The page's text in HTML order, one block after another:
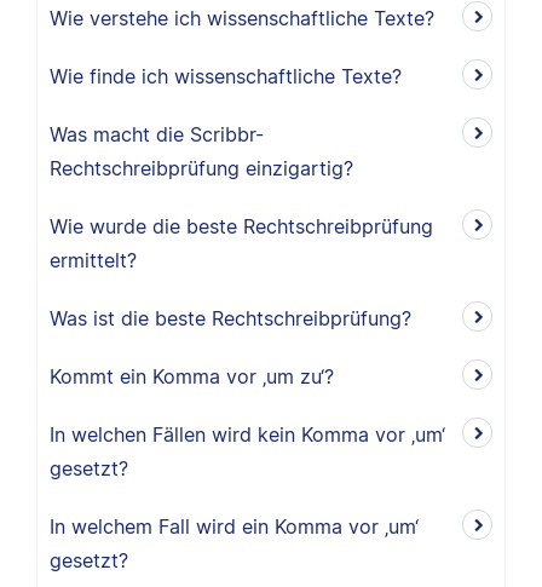
Wie verstehe ich wissenschaftliche Texte?
Wie finde ich wissenschaftliche Texte?
Was macht die Scribbr-
Rechtschreibprüfung einzigartig?
Wie wurde die beste Rechtschreibprüfung
ermittelt?
Was ist die beste Rechtschreibprüfung?
Kommt ein Komma vor ‚um zu‘?
In welchen Fällen wird kein Komma vor ‚um‘
gesetzt?
In welchem Fall wird ein Komma vor ‚um‘
gesetzt?